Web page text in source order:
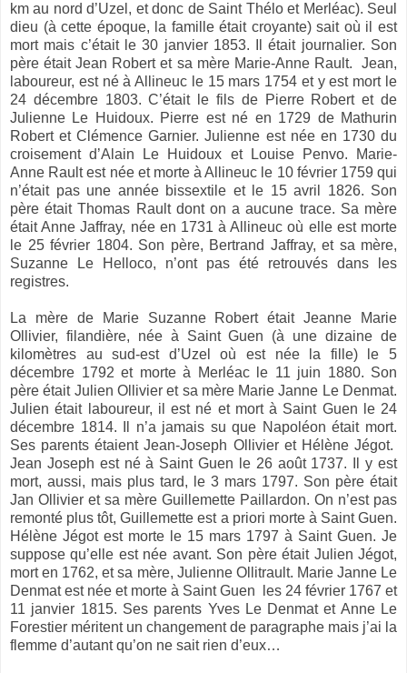
km au nord d’Uzel, et donc de Saint Thélo et Merléac). Seul
dieu (à cette époque, la famille était croyante) sait où il est
mort mais c’était le 30 janvier 1853. Il était journalier. Son
père était Jean Robert et sa mère Marie-Anne Rault. Jean,
laboureur, est né à Allineuc le 15 mars 1754 et y est mort le
24 décembre 1803. C’était le fils de Pierre Robert et de
Julienne Le Huidoux. Pierre est né en 1729 de Mathurin
Robert et Clémence Garnier. Julienne est née en 1730 du
croisement d’Alain Le Huidoux et Louise Penvo. Marie-
Anne Rault est née et morte à Allineuc le 10 février 1759 qui
n’était pas une année bissextile et le 15 avril 1826. Son
père était Thomas Rault dont on a aucune trace. Sa mère
était Anne Jaffray, née en 1731 à Allineuc où elle est morte
le 25 février 1804. Son père, Bertrand Jaffray, et sa mère,
Suzanne Le Helloco, n’ont pas été retrouvés dans les
registres.
La mère de Marie Suzanne Robert était Jeanne Marie
Ollivier, filandière, née à Saint Guen (à une dizaine de
kilomètres au sud-est d’Uzel où est née la fille) le 5
décembre 1792 et morte à Merléac le 11 juin 1880. Son
père était Julien Ollivier et sa mère Marie Janne Le Denmat.
Julien était laboureur, il est né et mort à Saint Guen le 24
décembre 1814. Il n’a jamais su que Napoléon était mort.
Ses parents étaient Jean-Joseph Ollivier et Hélène Jégot.
Jean Joseph est né à Saint Guen le 26 août 1737. Il y est
mort, aussi, mais plus tard, le 3 mars 1797. Son père était
Jan Ollivier et sa mère Guillemette Paillardon. On n’est pas
remonté plus tôt, Guillemette est a priori morte à Saint Guen.
Hélène Jégot est morte le 15 mars 1797 à Saint Guen. Je
suppose qu’elle est née avant. Son père était Julien Jégot,
mort en 1762, et sa mère, Julienne Ollitrault. Marie Janne Le
Denmat est née et morte à Saint Guen les 24 février 1767 et
11 janvier 1815. Ses parents Yves Le Denmat et Anne Le
Forestier méritent un changement de paragraphe mais j’ai la
flemme d’autant qu’on ne sait rien d’eux…